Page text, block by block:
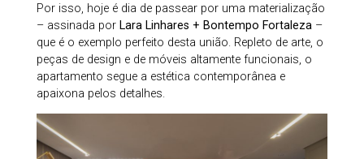
Por isso, hoje é dia de passear por uma materialização
– assinada por Lara Linhares + Bontempo Fortaleza–
que é o exemplo perfeito desta união. Repleto de arte, o
peças de design e de móveis altamente funcionais, o
apartamento segue a estética contemporânea e
apaixona pelos detalhes.